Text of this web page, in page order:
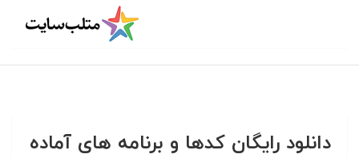
دانلود رایگان کدها و برنامه های آماده